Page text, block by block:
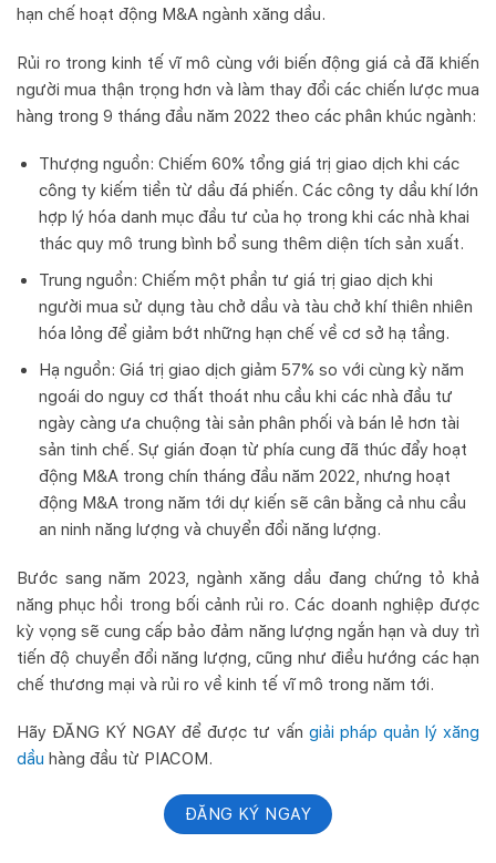
hạn chế hoạt động M&A ngành xăng dầu.
Rủi ro trong kinh tế vĩ mô cùng với biến động giá cả đã khiến
người mua thận trọng hơn và làm thay đổi các chiến lược mua
hàng trong 9 tháng đầu năm 2022 theo các phân khúc ngành:
Thượng nguồn: Chiếm 60% tổng giá trị giao dịch khi các
công ty kiếm tiền từ dầu đá phiến. Các công ty dầu khí lớn
hợp lý hóa danh mục đầu tư của họ trong khi các nhà khai
thác quy mô trung bình bổ sung thêm diện tích sản xuất.
Trung nguồn: Chiếm một phần tư giá trị giao dịch khi
người mua sử dụng tàu chở dầu và tàu chở khí thiên nhiên
hóa lỏng để giảm bớt những hạn chế về cơ sở hạ tầng.
Hạ nguồn: Giá trị giao dịch giảm 57% so với cùng kỳ năm
ngoái do nguy cơ thất thoát nhu cầu khi các nhà đầu tư
ngày càng ưa chuộng tài sản phân phối và bán lẻ hơn tài
sản tinh chế. Sự gián đoạn từ phía cung đã thúc đẩy hoạt
động M&A trong chín tháng đầu năm 2022, nhưng hoạt
động M&A trong năm tới dự kiến sẽ cân bằng cả nhu cầu
an ninh năng lượng và chuyển đổi năng lượng.
Bước sang năm 2023, ngành xăng dầu đang chứng tỏ khả
năng phục hồi trong bối cảnh rủi ro. Các doanh nghiệp được
kỳ vọng sẽ cung cấp bảo đảm năng lượng ngắn hạn và duy trì
tiến độ chuyển đổi năng lượng, cũng như điều hướng các hạn
chế thương mại và rủi ro về kinh tế vĩ mô trong năm tới.
Hãy ĐĂNG KÝ NGAY để được tư vấn giải pháp quản lý xăng
dầu hàng đầu từ PIACOM.
ĐĂNG KÝ NGAY